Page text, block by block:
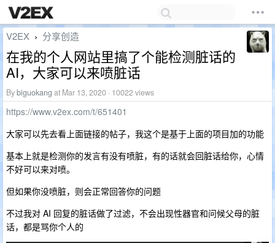
V2EX › 分享创造
在我的个人网站里搞了个能检测脏话的
AI，大家可以来喷脏话
Bybiguokang at Mar 13, 2020 · 10022 views
https://www.v2ex.com/t/651401
大家可以先去看上面链接的帖子，我这个是基于上面的项目加的功能
基本上就是检测你的发言有没有喷脏，有的话就会回脏话给你，心情
不好可以来对喷。
但如果你没喷脏，则会正常回答你的问题
不过我对 AI 回复的脏话做了过滤，不会出现性器官和问候父母的脏
话，都是骂你个人的